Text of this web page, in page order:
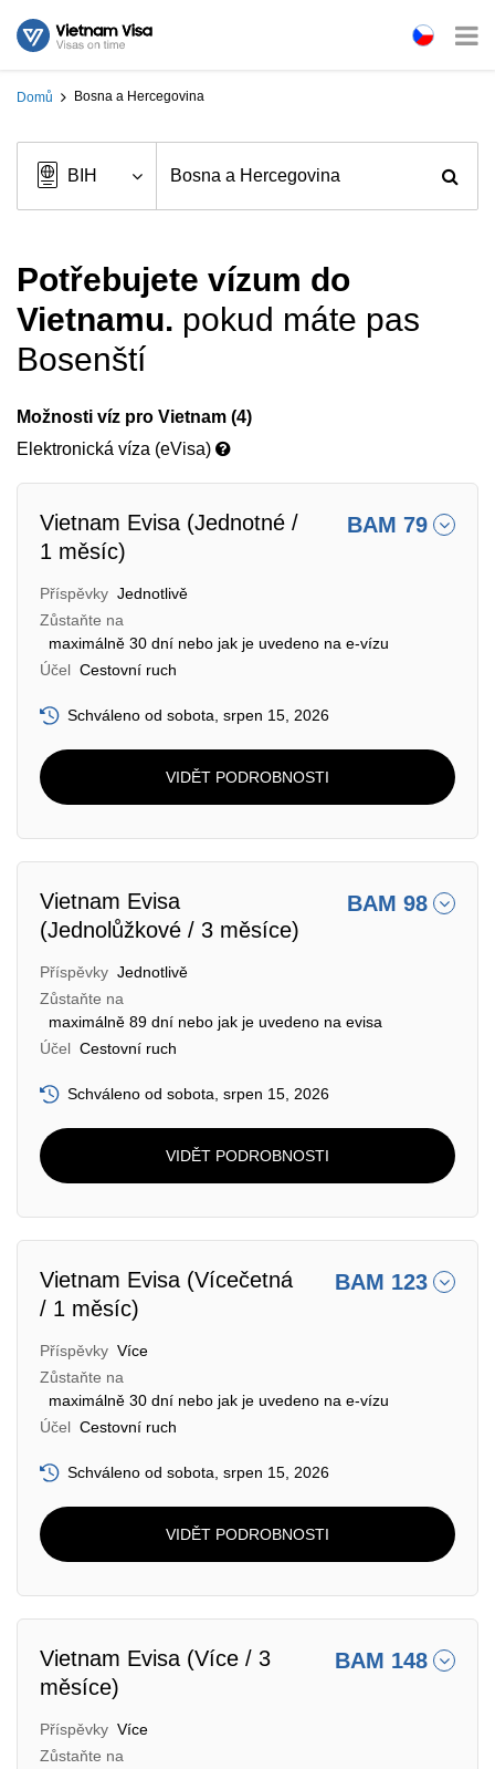
Domů Bosna a Hercegovina
Potřebujete vízum do
Vietnamu. pokud máte pas
Bosenští
Možnosti víz pro Vietnam (4)
Elektronická víza (eVisa)
Vietnam Evisa (Jednotné /
1 měsíc)
BAM 79
Příspěvky Jednotlivě
Zůstaňte na
maximálně 30 dní nebo jak je uvedeno na e-vízu
Účel Cestovní ruch
Schváleno od sobota, srpen 15, 2026
VIDĚT PODROBNOSTI
Vietnam Evisa
(Jednolůžkové / 3 měsíce)
BAM 98
Příspěvky Jednotlivě
Zůstaňte na
maximálně 89 dní nebo jak je uvedeno na evisa
Účel Cestovní ruch
Schváleno od sobota, srpen 15, 2026
VIDĚT PODROBNOSTI
Vietnam Evisa (Vícečetná
/ 1 měsíc)
BAM 123
Příspěvky Více
Zůstaňte na
maximálně 30 dní nebo jak je uvedeno na e-vízu
Účel Cestovní ruch
Schváleno od sobota, srpen 15, 2026
VIDĚT PODROBNOSTI
Vietnam Evisa (Více / 3
měsíce)
BAM 148
Příspěvky Více
Zůstaňte na